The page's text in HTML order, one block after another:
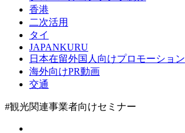
香港
二次活用
タイ
JAPANKURU
日本在留外国人向けプロモーション
海外向けPR動画
交通
#観光関連事業者向けセミナー